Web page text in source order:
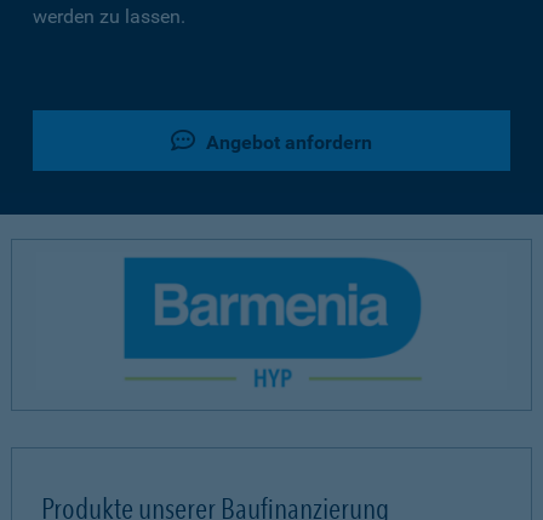
werden zu lassen.
Angebot anfordern
Produkte unserer Baufinanzierung